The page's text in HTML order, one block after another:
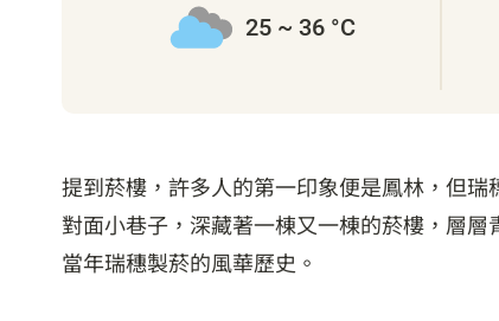
25 ~ 36 °C
提到菸樓，許多人的第一印象便是鳳林，但
對面小巷子，深藏著一棟又一棟的菸樓，層
當年瑞穗製菸的風華歷史。